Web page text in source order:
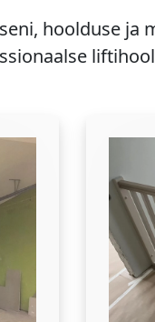
hoolduse ja